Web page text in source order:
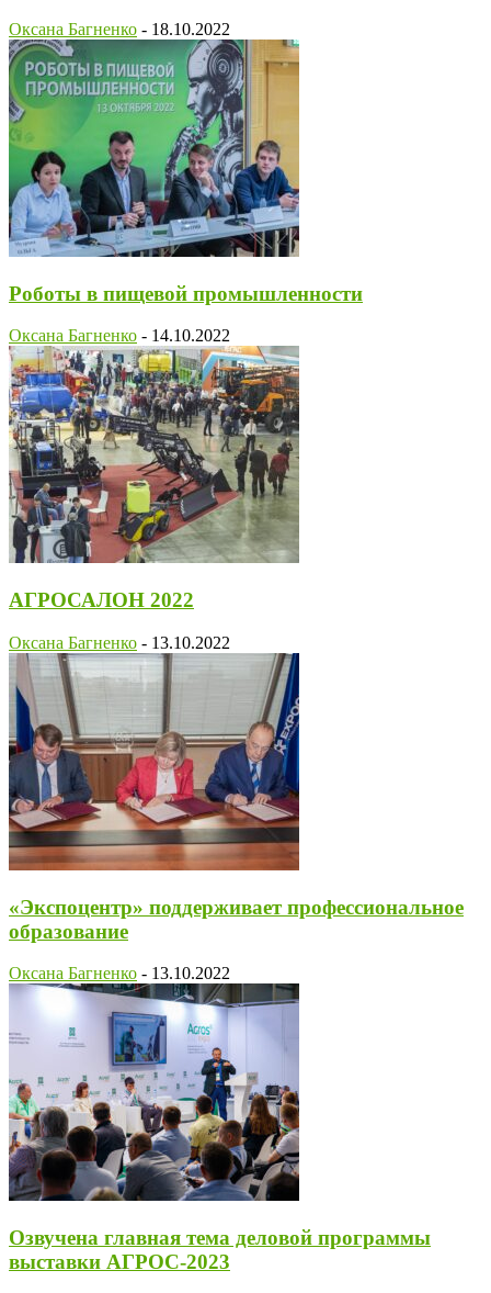
Оксана Багненко - 18.10.2022
Роботы в пищевой промышленности
Оксана Багненко - 14.10.2022
АГРОСАЛОН 2022
Оксана Багненко - 13.10.2022
«Экспоцентр» поддерживает профессиональное
образование
Оксана Багненко - 13.10.2022
Озвучена главная тема деловой программы
выставки АГРОС-2023